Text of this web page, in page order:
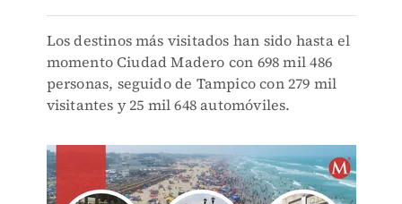
Los destinos más visitados han sido hasta el
momento Ciudad Madero con 698 mil 486
personas, seguido de Tampico con 279 mil
visitantes y 25 mil 648 automóviles.